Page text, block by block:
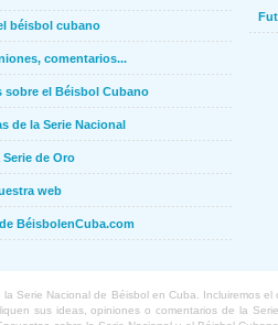
béisbol cubano
comentarios...
sobre el Béisbol Cubano
de la Serie Nacional
Serie de Oro
web
BéisbolenCuba.com
Serie Nacional de Béisbol en Cuba. Incluiremos
sus ideas, opiniones o comentarios de la